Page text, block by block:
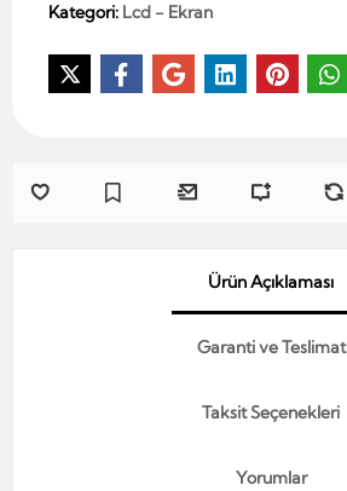
Kategori: Lcd - Ekran
Ürün Açıklaması
Garanti ve Teslimat
Taksit Seçenekleri
Yorumlar